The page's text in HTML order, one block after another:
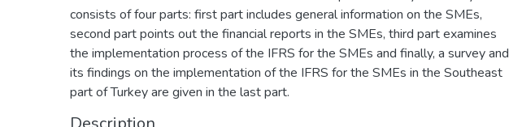
consists of four parts: first part includes general information on the SMEs,
second part points out the financial reports in the SMEs, third part examines
the implementation process of the IFRS for the SMEs and finally, a survey and
its findings on the implementation of the IFRS for the SMEs in the Southeast
part of Turkey are given in the last part.